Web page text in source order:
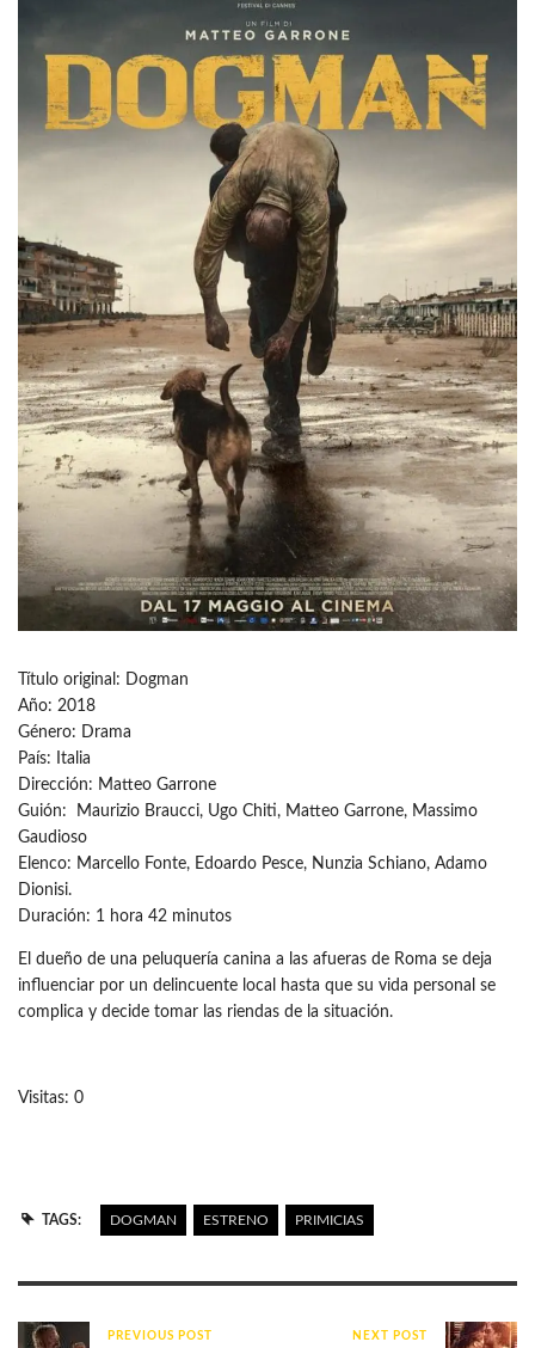
Título original: Dogman
Año: 2018
Género: Drama
País: Italia
Dirección: Matteo Garrone
Guión: Maurizio Braucci, Ugo Chiti, Matteo Garrone, Massimo
Gaudioso
Elenco: Marcello Fonte, Edoardo Pesce, Nunzia Schiano, Adamo
Dionisi.
Duración: 1 hora 42 minutos
El dueño de una peluquería canina a las afueras de Roma se deja
influenciar por un delincuente local hasta que su vida personal se
complica y decide tomar las riendas de la situación.
Visitas: 0
TAGS: DOGMAN ESTRENO PRIMICIAS
PREVIOUS POST NEXT POST